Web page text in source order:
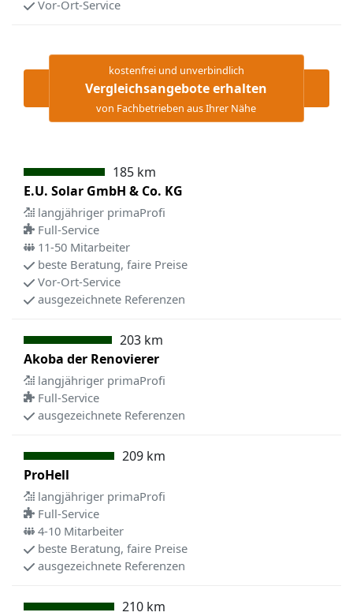
Vor-Ort-Service
kostenfrei und unverbindlich
Vergleichsangebote erhalten
von Fachbetrieben aus Ihrer Nähe
185 km
E.U. Solar GmbH & Co. KG
langjähriger primaProfi
Full-Service
11-50 Mitarbeiter
beste Beratung, faire Preise
Vor-Ort-Service
ausgezeichnete Referenzen
203 km
Akoba der Renovierer
langjähriger primaProfi
Full-Service
ausgezeichnete Referenzen
209 km
ProHell
langjähriger primaProfi
Full-Service
4-10 Mitarbeiter
beste Beratung, faire Preise
ausgezeichnete Referenzen
210 km